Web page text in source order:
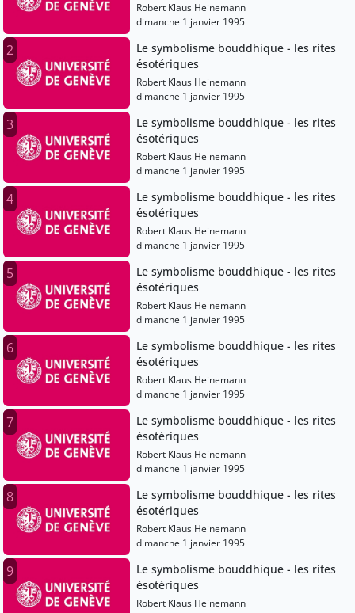
Robert Klaus Heinemann
dimanche 1 janvier 1995
2
Le symbolisme bouddhique - les rites
ésotériques
Robert Klaus Heinemann
dimanche 1 janvier 1995
3
Le symbolisme bouddhique - les rites
ésotériques
Robert Klaus Heinemann
dimanche 1 janvier 1995
4
Le symbolisme bouddhique - les rites
ésotériques
Robert Klaus Heinemann
dimanche 1 janvier 1995
5
Le symbolisme bouddhique - les rites
ésotériques
Robert Klaus Heinemann
dimanche 1 janvier 1995
6
Le symbolisme bouddhique - les rites
ésotériques
Robert Klaus Heinemann
dimanche 1 janvier 1995
7
Le symbolisme bouddhique - les rites
ésotériques
Robert Klaus Heinemann
dimanche 1 janvier 1995
8
Le symbolisme bouddhique - les rites
ésotériques
Robert Klaus Heinemann
dimanche 1 janvier 1995
9
Le symbolisme bouddhique - les rites
ésotériques
Robert Klaus Heinemann